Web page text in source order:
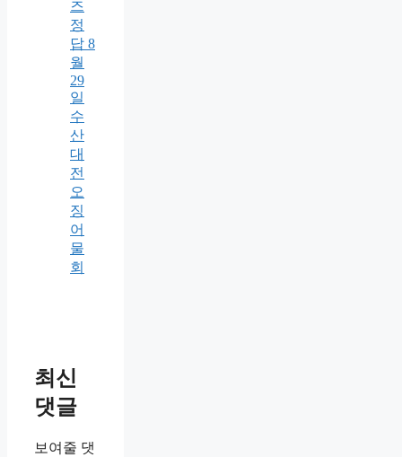
즈
정
답 8
월
29
일
수
산
대
전
오
징
어
물
회
최신
댓글
보여줄 댓